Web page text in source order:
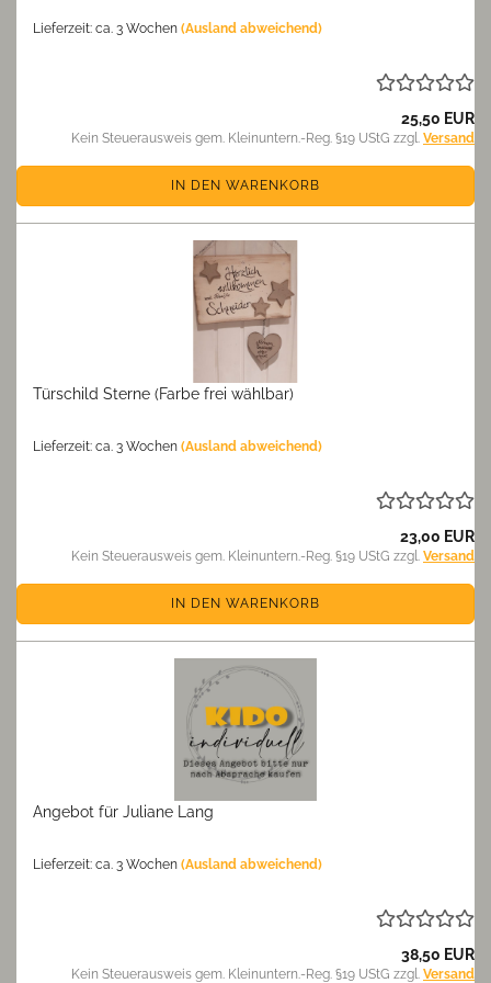
Lieferzeit: ca. 3 Wochen (Ausland abweichend)
25,50 EUR
Kein Steuerausweis gem. Kleinuntern.-Reg. §19 UStG zzgl. Versand
IN DEN WARENKORB
Türschild Sterne (Farbe frei wählbar)
Lieferzeit: ca. 3 Wochen (Ausland abweichend)
23,00 EUR
Kein Steuerausweis gem. Kleinuntern.-Reg. §19 UStG zzgl. Versand
IN DEN WARENKORB
Angebot für Juliane Lang
Lieferzeit: ca. 3 Wochen (Ausland abweichend)
38,50 EUR
Kein Steuerausweis gem. Kleinuntern.-Reg. §19 UStG zzgl. Versand